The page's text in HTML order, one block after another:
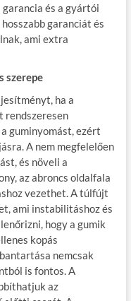
és a gyártói
garanciát és
ami extra
szerepe
ha a
rendszeresen
guminyomást, ezért
A nem megfelelően
és növeli a
az abroncs oldalfala
vezethet. A túlfújt
ami instabilitáshoz és
hogy a gumik
kopás
nemcsak
is fontos. A
az